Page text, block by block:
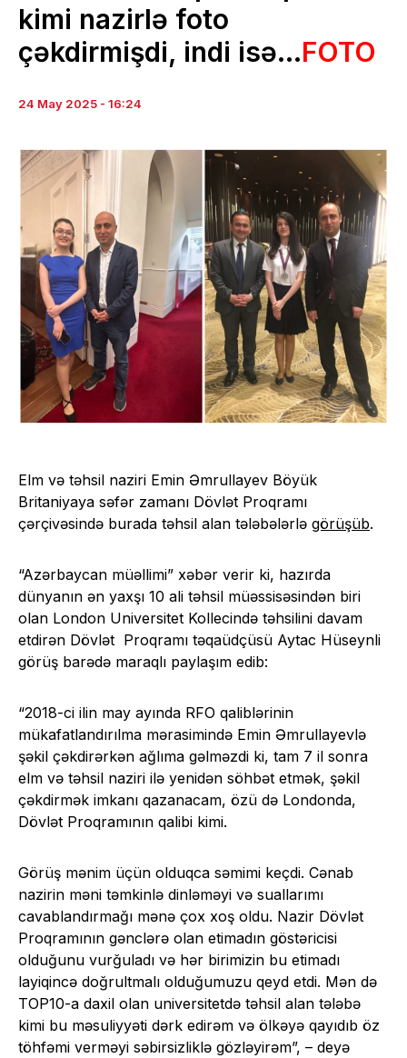
kimi nazirlə foto
çəkdirmişdi, indi isə…FOTO
24 May 2025 - 16:24
Elm və təhsil naziri Emin Əmrullayev Böyük
Britaniyaya səfər zamanı Dövlət Proqramı
çərçivəsində burada təhsil alan tələbələrlə görüşüb.
“Azərbaycan müəllimi” xəbər verir ki, hazırda
dünyanın ən yaxşı 10 ali təhsil müəssisəsindən biri
olan London Universitet Kollecində təhsilini davam
etdirən Dövlət Proqramı təqaüdçüsü Aytac Hüseynli
görüş barədə maraqlı paylaşım edib:
“2018-ci ilin may ayında RFO qaliblərinin
mükafatlandırılma mərasimində Emin Əmrullayevlə
şəkil çəkdirərkən ağlıma gəlməzdi ki, tam 7 il sonra
elm və təhsil naziri ilə yenidən söhbət etmək, şəkil
çəkdirmək imkanı qazanacam, özü də Londonda,
Dövlət Proqramının qalibi kimi.
Görüş mənim üçün olduqca səmimi keçdi. Cənab
nazirin məni təmkinlə dinləməyi və suallarımı
cavablandırmağı mənə çox xoş oldu. Nazir Dövlət
Proqramının gənclərə olan etimadın göstəricisi
olduğunu vurğuladı və hər birimizin bu etimadı
layiqincə doğrultmalı olduğumuzu qeyd etdi. Mən də
TOP10-a daxil olan universitetdə təhsil alan tələbə
kimi bu məsuliyyəti dərk edirəm və ölkəyə qayıdıb öz
töhfəmi verməyi səbirsizliklə gözləyirəm”, – deyə